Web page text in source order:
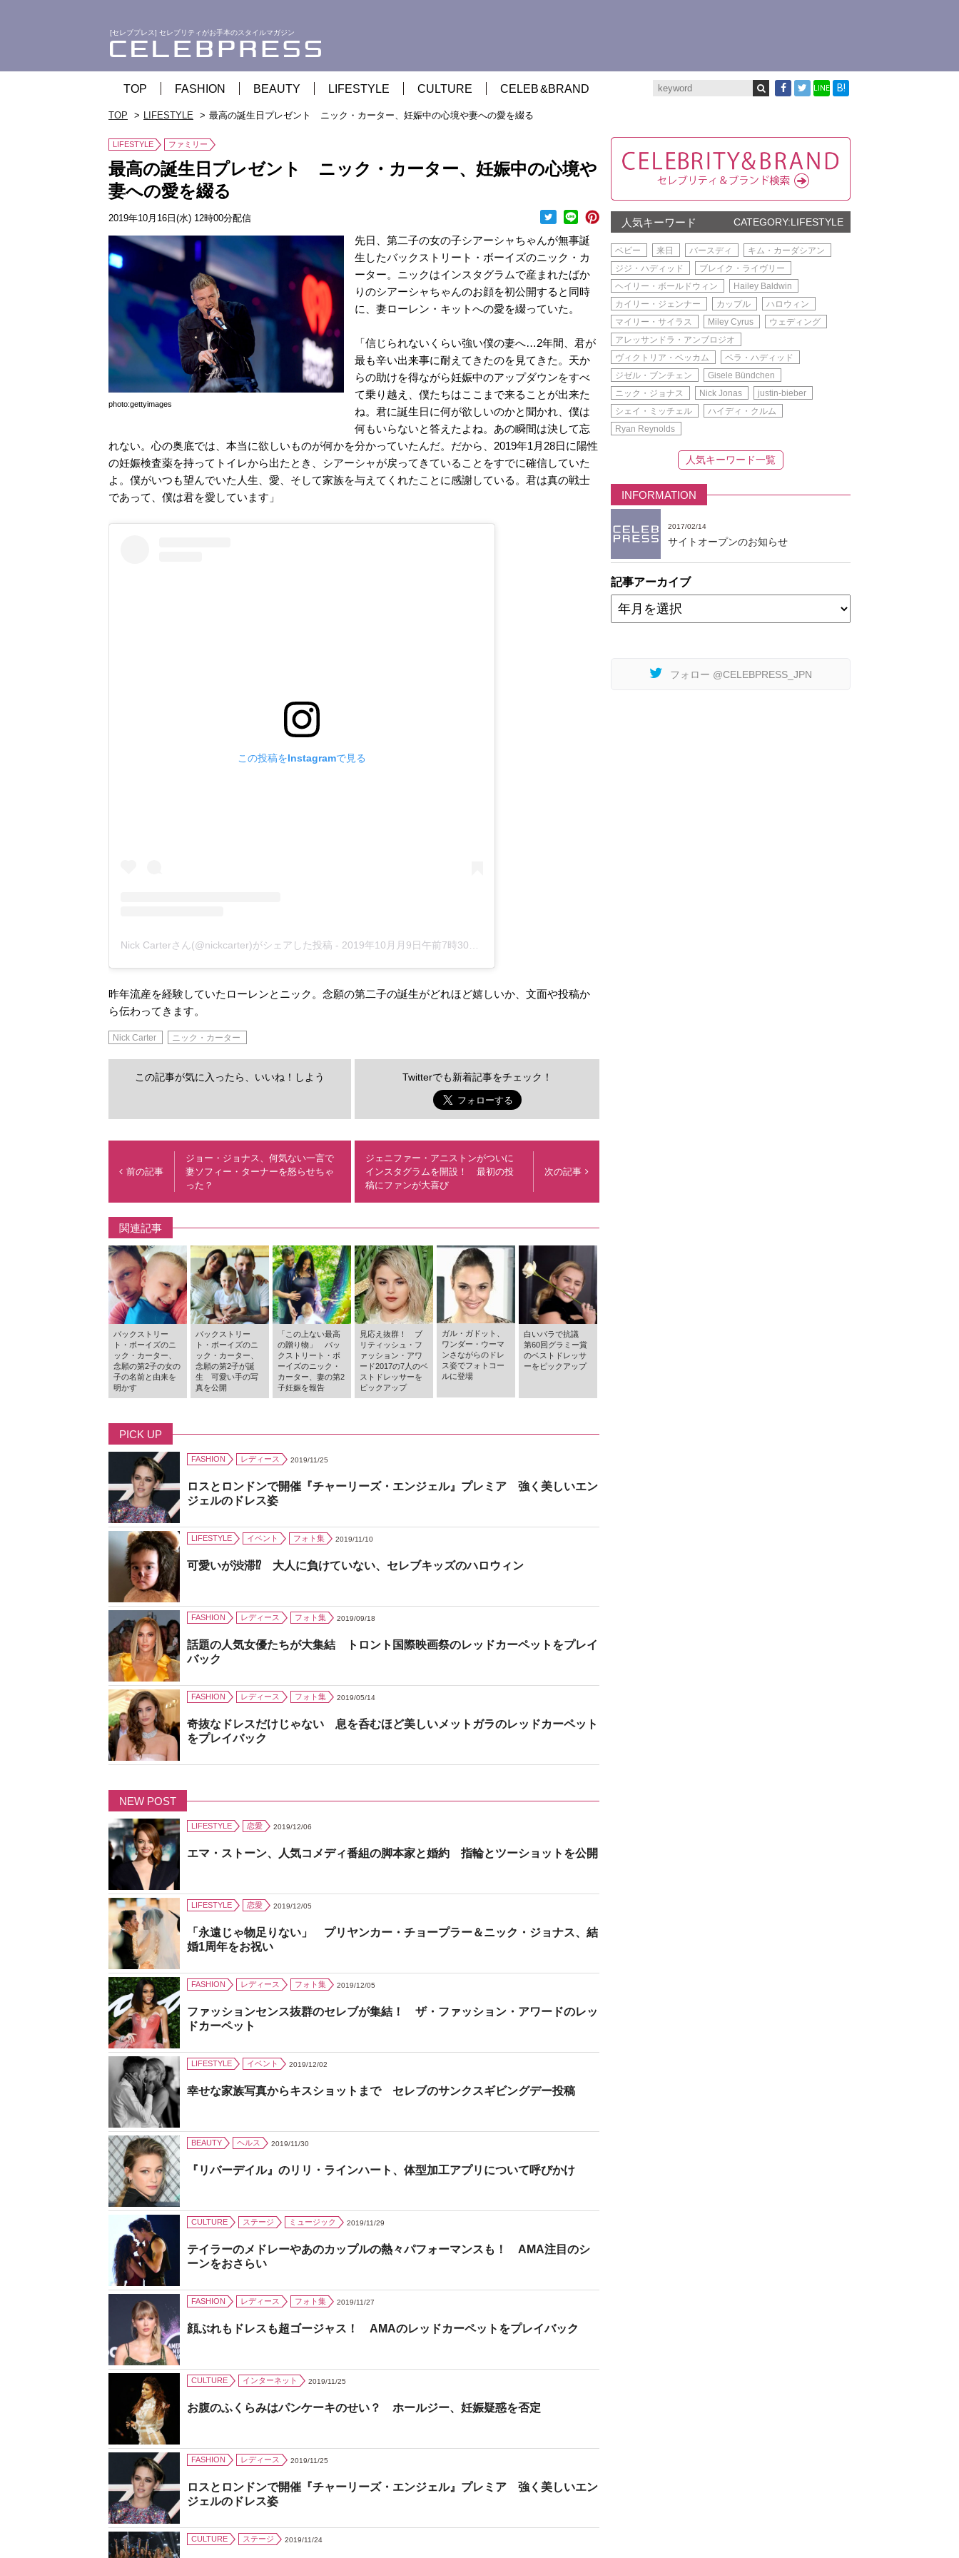
[セレブプレス] セレブリティがお手本のスタイルマガジン
TOP FASHION BEAUTY LIFESTYLE CULTURE CELEB&BRAND LINE B!
TOP LIFESTYLE 最高の誕生日プレゼント ニック・カーター、妊娠中の心境や妻への愛を綴る
LIFESTYLE ファミリー
最高の誕生日プレゼント ニック・カーター、妊娠中の心境や
妻への愛を綴る
2019年10月16日(水) 12時00分配信
photo:gettyimages
先日、第二子の女の子シアーシャちゃんが無事誕
生したバックストリート・ボーイズのニック・カ
ーター。ニックはインスタグラムで産まれたばか
りのシアーシャちゃんのお顔を初公開すると同時
に、妻ローレン・キットへの愛を綴っていた。
「信じられないくらい強い僕の妻へ…2年間、君が
最も辛い出来事に耐えてきたのを見てきた。天か
らの助けを得ながら妊娠中のアップダウンをすべ
て乗り越え、僕たちはここまで来ることが出来た
ね。君に誕生日に何が欲しいのかと聞かれ、僕は
何もいらないと答えたよね。あの瞬間は決して忘
れない。心の奥底では、本当に欲しいものが何かを分かっていたんだ。だから、2019年1月28日に陽性
の妊娠検査薬を持ってトイレから出たとき、シアーシャが戻ってきていることをすでに確信していた
よ。僕がいつも望んでいた人生、愛、そして家族を与えてくれたことに感謝している。君は真の戦士
であって、僕は君を愛しています」
この投稿をInstagramで見る
Nick Carterさん(@nickcarter)がシェアした投稿 - 2019年10月月9日午前7時30分PDT
昨年流産を経験していたローレンとニック。念願の第二子の誕生がどれほど嬉しいか、文面や投稿か
ら伝わってきます。
Nick Carter ニック・カーター
この記事が気に入ったら、いいね！しよう Twitterでも新着記事をチェック！
前の記事
ジョー・ジョナス、何気ない一言で
妻ソフィー・ターナーを怒らせちゃ
った？
ジェニファー・アニストンがついに
インスタグラムを開設！ 最初の投
稿にファンが大喜び
次の記事
関連記事
バックストリー
ト・ボーイズのニ
ック・カーター、
念願の第2子の女の
子の名前と由来を
明かす
バックストリー
ト・ボーイズのニ
ック・カーター、
念願の第2子が誕
生 可愛い手の写
真を公開
「この上ない最高
の贈り物」 バッ
クストリート・ボ
ーイズのニック・
カーター、妻の第2
子妊娠を報告
見応え抜群！ ブ
リティッシュ・フ
ァッション・アワ
ード2017の7人のベ
ストドレッサーを
ピックアップ
ガル・ガドット、
ワンダー・ウーマ
ンさながらのドレ
ス姿でフォトコー
ルに登場
白いバラで抗議
第60回グラミー賞
のベストドレッサ
ーをピックアップ
PICK UP
FASHION レディース 2019/11/25
ロスとロンドンで開催『チャーリーズ・エンジェル』プレミア 強く美しいエン
ジェルのドレス姿
LIFESTYLE イベント フォト集 2019/11/10
可愛いが渋滞⁉ 大人に負けていない、セレブキッズのハロウィン
FASHION レディース フォト集 2019/09/18
話題の人気女優たちが大集結 トロント国際映画祭のレッドカーペットをプレイ
バック
FASHION レディース フォト集 2019/05/14
奇抜なドレスだけじゃない 息を呑むほど美しいメットガラのレッドカーペット
をプレイバック
NEW POST
LIFESTYLE 恋愛 2019/12/06
エマ・ストーン、人気コメディ番組の脚本家と婚約 指輪とツーショットを公開
LIFESTYLE 恋愛 2019/12/05
「永遠じゃ物足りない」 プリヤンカー・チョープラー＆ニック・ジョナス、結
婚1周年をお祝い
FASHION レディース フォト集 2019/12/05
ファッションセンス抜群のセレブが集結！ ザ・ファッション・アワードのレッ
ドカーペット
LIFESTYLE イベント 2019/12/02
幸せな家族写真からキスショットまで セレブのサンクスギビングデー投稿
BEAUTY ヘルス 2019/11/30
『リバーデイル』のリリ・ラインハート、体型加工アプリについて呼びかけ
CULTURE ステージ ミュージック 2019/11/29
テイラーのメドレーやあのカップルの熱々パフォーマンスも！ AMA注目のシ
ーンをおさらい
FASHION レディース フォト集 2019/11/27
顔ぶれもドレスも超ゴージャス！ AMAのレッドカーペットをプレイバック
CULTURE インターネット 2019/11/25
お腹のふくらみはパンケーキのせい？ ホールジー、妊娠疑惑を否定
FASHION レディース 2019/11/25
ロスとロンドンで開催『チャーリーズ・エンジェル』プレミア 強く美しいエン
ジェルのドレス姿
CULTURE ステージ 2019/11/24
人気キーワード CATEGORY:LIFESTYLE
ベビー 来日 バースディ
キム・カーダシアン
ジジ・ハディッド
ブレイク・ライヴリー
ヘイリー・ボールドウィン
Hailey Baldwin
カイリー・ジェンナー
カップル
ハロウィン
マイリー・サイラス
Miley Cyrus
ウェディング
アレッサンドラ・アンブロジオ
ヴィクトリア・ベッカム
ベラ・ハディッド
ジゼル・ブンチェン
Gisele Bündchen
ニック・ジョナス
Nick Jonas
justin-bieber
シェイ・ミッチェル
ハイディ・クルム
Ryan Reynolds
人気キーワード一覧
INFORMATION
2017/02/14
サイトオープンのお知らせ
記事アーカイブ
フォロー @CELEBPRESS_JPN